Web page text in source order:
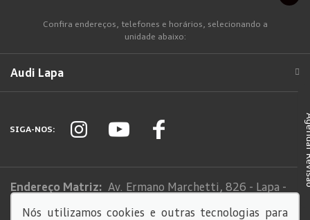
Confira endereços, telefones e horários, selecionando a
unidade abaixo:
Audi Lapa
SIGA-NOS:
Endereço Matriz: Av. Ermano Marchetti, 826 - Lapa -
Nós utilizamos cookies e outras tecnologias para